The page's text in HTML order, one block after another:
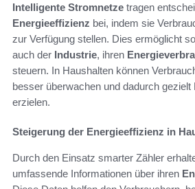
Intelligente Stromnetze tragen
Energieeffizienz bei, indem sie
zur Verfügung stellen. Dies ermöglicht
auch der Industrie, ihren
steuern. In Haushalten können
besser überwachen und dadurch gezielt
erzielen.
Steigerung der Energieeffizienz in
Durch den Einsatz smarter Zähler
umfassende Informationen über ihren